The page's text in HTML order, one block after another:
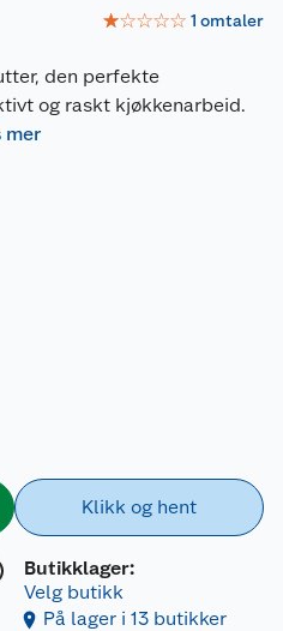
☆☆☆☆☆ 1 omtaler
den perfekte
og raskt kjøkkenarbeid.
mer
Klikk og hent
Butikklager:
Velg butikk
På lager i 13 butikker